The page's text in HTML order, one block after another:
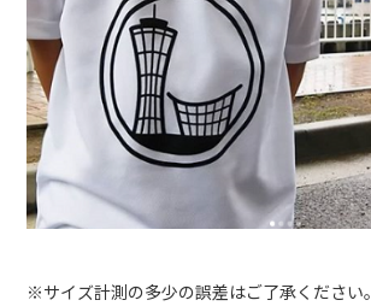
※サイズ計測の多少の誤差はご了承ください。